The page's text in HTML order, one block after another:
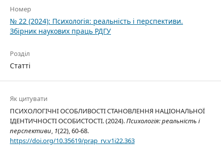
Номер
№ 22 (2024): Психологія: реальність і перспективи.
Збірник наукових праць РДГУ
Розділ
Статті
Як цитувати
ПСИХОЛОГІЧНІ ОСОБЛИВОСТІ СТАНОВЛЕННЯ НАЦІОНАЛЬНОЇ
ІДЕНТИЧНОСТІ ОСОБИСТОСТІ. (2024).Психологія: реальність і
перспективи, 1(22), 60-68.
https://doi.org/10.35619/prap_rv.v1i22.363